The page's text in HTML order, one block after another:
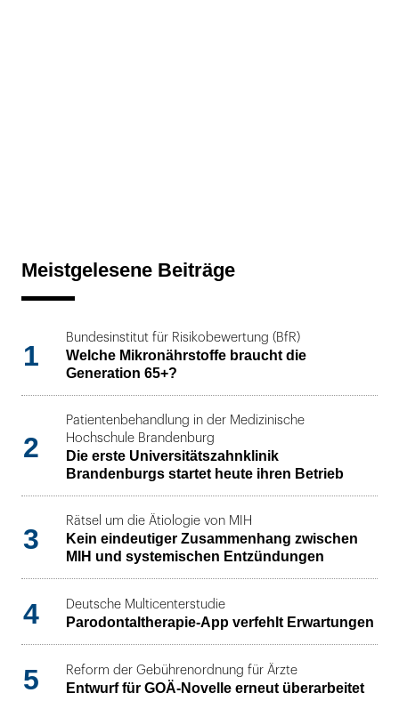
Meistgelesene Beiträge
1
Bundesinstitut für Risikobewertung (BfR)
Welche Mikronährstoffe braucht die
Generation 65+?
2
Patientenbehandlung in der Medizinische
Hochschule Brandenburg
Die erste Universitätszahnklinik
Brandenburgs startet heute ihren Betrieb
3
Rätsel um die Ätiologie von MIH
Kein eindeutiger Zusammenhang zwischen
MIH und systemischen Entzündungen
4 Deutsche Multicenterstudie
Parodontaltherapie-App verfehlt Erwartungen
5 Reform der Gebührenordnung für Ärzte
Entwurf für GOÄ-Novelle erneut überarbeitet